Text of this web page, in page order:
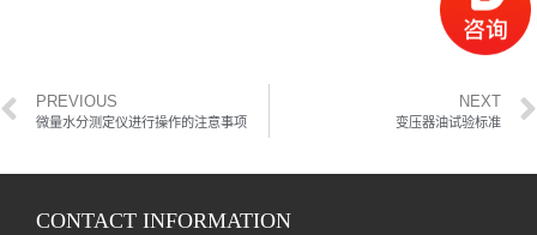
PREVIOUS
微量水分测定仪进行操作的注意事项
NEXT
变压器油试验标准
CONTACT INFORMATION